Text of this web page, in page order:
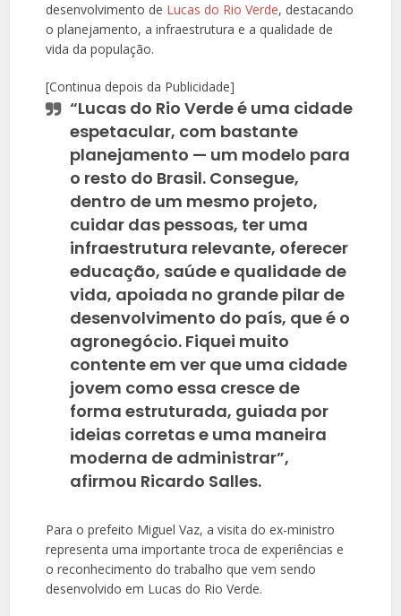
desenvolvimento de Lucas do Rio Verde, destacando
o planejamento, a infraestrutura e a qualidade de
vida da população.
[Continua depois da Publicidade]
“Lucas do Rio Verde é uma cidade
espetacular, com bastante
planejamento — um modelo para
o resto do Brasil. Consegue,
dentro de um mesmo projeto,
cuidar das pessoas, ter uma
infraestrutura relevante, oferecer
educação, saúde e qualidade de
vida, apoiada no grande pilar de
desenvolvimento do país, que é o
agronegócio. Fiquei muito
contente em ver que uma cidade
jovem como essa cresce de
forma estruturada, guiada por
ideias corretas e uma maneira
moderna de administrar”,
afirmou Ricardo Salles.
Para o prefeito Miguel Vaz, a visita do ex-ministro
representa uma importante troca de experiências e
o reconhecimento do trabalho que vem sendo
desenvolvido em Lucas do Rio Verde.